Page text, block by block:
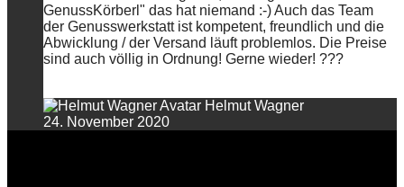
GenussKörberl" das hat niemand :-) Auch das Team
der Genusswerkstatt ist kompetent, freundlich und die
Abwicklung / der Versand läuft problemlos. Die Preise
sind auch völlig in Ordnung! Gerne wieder! ???
Helmut Wagner
24. November 2020